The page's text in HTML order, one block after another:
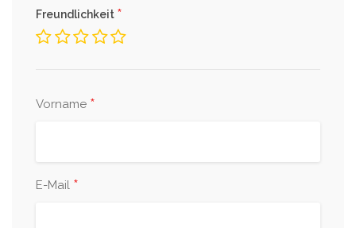
Freundlichkeit *
Vorname *
E-Mail *